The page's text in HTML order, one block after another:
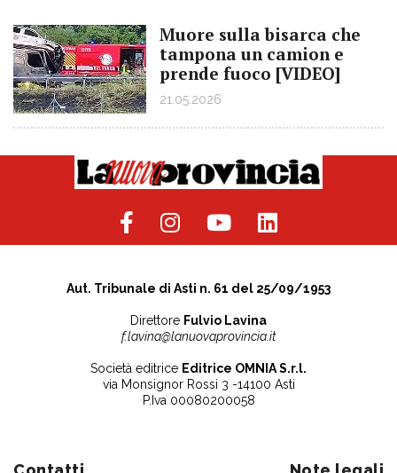
Muore sulla bisarca che
tampona un camion e
prende fuoco [VIDEO]
21.05.2026
Aut. Tribunale di Asti n. 61 del 25/09/1953
Direttore Fulvio Lavina
f.lavina@lanuovaprovincia.it
Società editrice Editrice OMNIA S.r.l.
via Monsignor Rossi 3 -14100 Asti
P.Iva 00080200058